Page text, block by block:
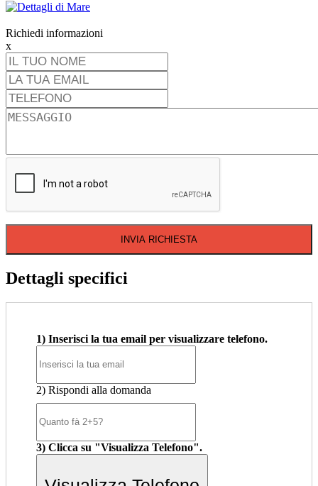
Richiedi informazioni
x
INVIA RICHIESTA
Dettagli specifici
1) Inserisci la tua email per visualizzare telefono.
2) Rispondi alla domanda
3) Clicca su "Visualizza Telefono".